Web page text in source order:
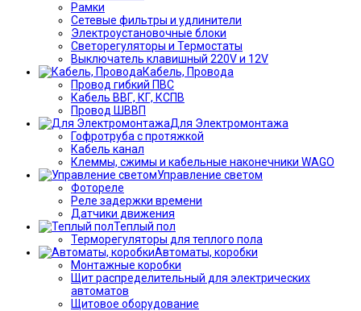
Рамки
Сетевые фильтры и удлинители
Электроустановочные блоки
Светорегуляторы и Термостаты
Выключатель клавишный 220V и 12V
Кабель, Провода
Провод гибкий ПВС
Кабель ВВГ, КГ, КСПВ
Провод ШВВП
Для Электромонтажа
Гофротруба с протяжкой
Кабель канал
Клеммы, сжимы и кабельные наконечники WAGO
Управление светом
Фотореле
Реле задержки времени
Датчики движения
Теплый пол
Терморегуляторы для теплого пола
Автоматы, коробки
Монтажные коробки
Щит распределительный для электрических
автоматов
Щитовое оборудование